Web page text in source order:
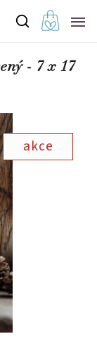
- 7 x 17
akce